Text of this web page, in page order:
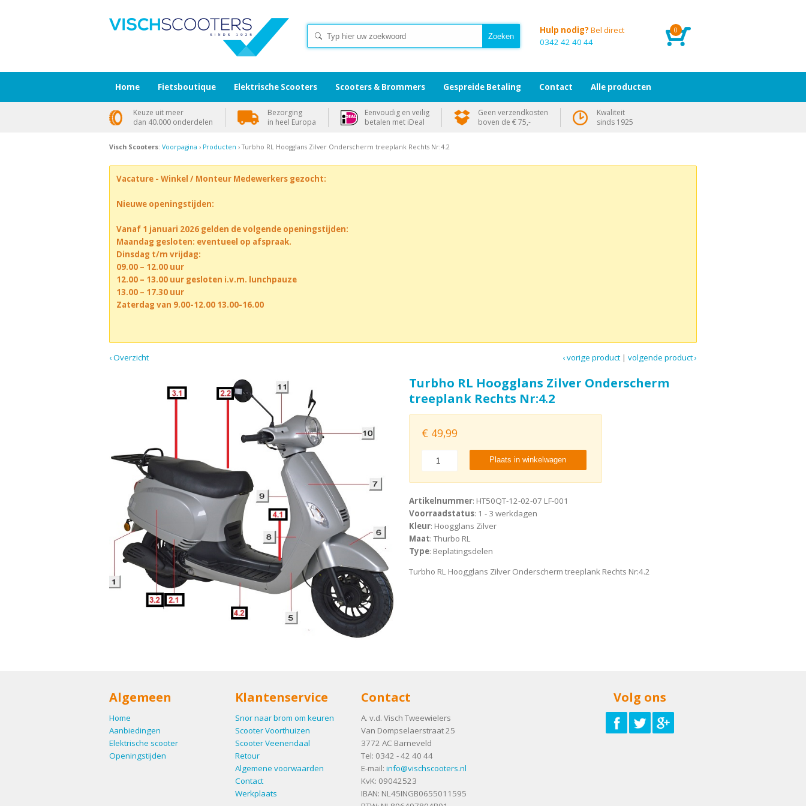
0
Hulp nodig? Bel direct
0342 42 40 44
Visch Scooters: Voorpagina › Producten › Turbho RL Hoogglans Zilver Onderscherm treeplank Rechts Nr:4.2
Vacature - Winkel / Monteur Medewerkers gezocht:
Nieuwe openingstijden:
Vanaf 1 januari 2026 gelden de volgende openingstijden:
Maandag gesloten: eventueel op afspraak.
Dinsdag t/m vrijdag:
09.00 – 12.00 uur
12.00 – 13.00 uur gesloten i.v.m. lunchpauze
13.00 – 17.30 uur
Zaterdag van 9.00-12.00 13.00-16.00
‹ Overzicht volgende product ›
|
‹ vorige product
Turbho RL Hoogglans Zilver Onderscherm
treeplank Rechts Nr:4.2
€ 49,99
Plaats in winkelwagen
Artikelnummer: HT50QT-12-02-07 LF-001
Voorraadstatus: 1 - 3 werkdagen
Kleur: Hoogglans Zilver
Maat: Thurbo RL
Type: Beplatingsdelen
Turbho RL Hoogglans Zilver Onderscherm treeplank Rechts Nr:4.2
Algemeen
Home
Aanbiedingen
Elektrische scooter
Openingstijden
Klantenservice
Snor naar brom om keuren
Scooter Voorthuizen
Scooter Veenendaal
Retour
Algemene voorwaarden
Contact
Werkplaats
Contact
A. v.d. Visch Tweewielers
Van Dompselaerstraat 25
3772 AC Barneveld
Tel: 0342 - 42 40 44
E-mail: info@vischscooters.nl
KvK: 09042523
IBAN: NL45INGB0655011595
Volg ons
Home Fietsboutique Elektrische Scooters Scooters & Brommers Gespreide Betaling Contact Alle producten
Keuze uit meer
dan 40.000 onderdelen
Bezorging
in heel Europa
Eenvoudig en veilig
betalen met iDeal
Geen verzendkosten
boven de € 75,-
Kwaliteit
sinds 1925